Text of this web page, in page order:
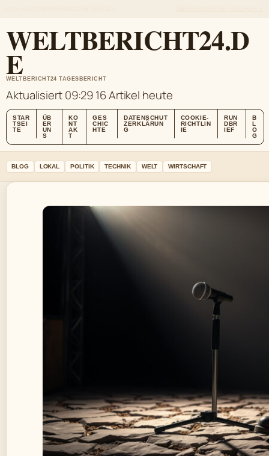
WELTBERICHT24.D
E
WELTBERICHT24 TAGESBERICHT
Aktualisiert 09:2916 Artikel heute
STAR
TSEI
TE
ÜB
ER
UN
S
KO
NT
AK
T
GES
CHIC
HTE
DATENSCHUT
ZERKLÄRUN
G
COOKIE-
RICHTLIN
IE
RUN
DBR
IEF
B
L
O
G
BLOG LOKAL POLITIK TECHNIK WELT WIRTSCHAFT